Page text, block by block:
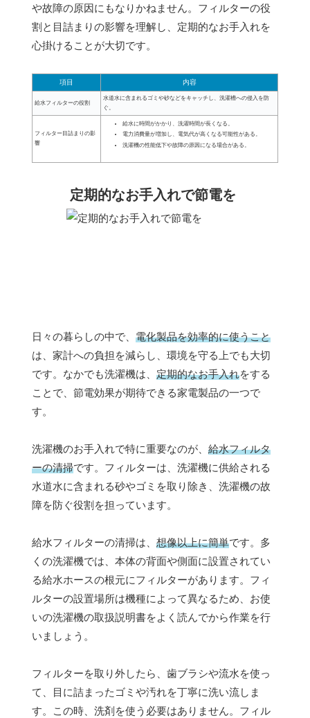
や故障の原因にもなりかねません。フィルターの役
割と目詰まりの影響を理解し、定期的なお手入れを
心掛けることが大切です。
項目 内容
給水フィルターの役割
水道水に含まれるゴミや砂などをキャッチし、洗濯槽への侵入を防
ぐ。
フィルター目詰まりの影
響
給水に時間がかかり、洗濯時間が長くなる。
電力消費量が増加し、電気代が高くなる可能性がある。
洗濯機の性能低下や故障の原因になる場合がある。
定期的なお手入れで節電を
日々の暮らしの中で、 電化製品を効率的に使うこと
は、家計への負担を減らし、環境を守る上でも大切
です。なかでも洗濯機は、 定期的なお手入れをする
ことで、節電効果が期待できる家電製品の一つで
す。
洗濯機のお手入れで特に重要なのが、 給水フィルタ
ーの清掃です。フィルターは、洗濯機に供給される
水道水に含まれる砂やゴミを取り除き、洗濯機の故
障を防ぐ役割を担っています。
給水フィルターの清掃は、 想像以上に簡単です。多
くの洗濯機では、本体の背面や側面に設置されてい
る給水ホースの根元にフィルターがあります。フィ
ルターの設置場所は機種によって異なるため、お使
いの洗濯機の取扱説明書をよく読んでから作業を行
いましょう。
フィルターを取り外したら、歯ブラシや流水を使っ
て、目に詰まったゴミや汚れを丁寧に洗い流しま
す。この時、洗剤を使う必要はありません。フィル